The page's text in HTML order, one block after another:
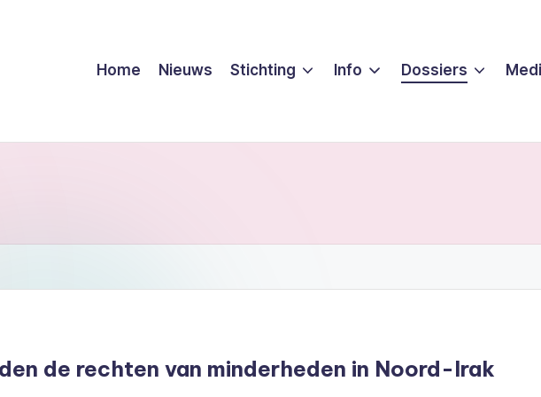
Home Nieuws Stichting Info Dossiers
de rechten van minderheden in Noord-Irak